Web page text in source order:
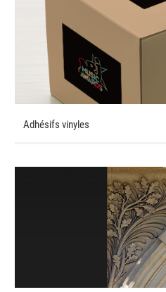
Adhésifs vinyles